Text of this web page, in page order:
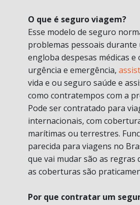
O que é seguro viagem?
Esse modelo de seguro
problemas pessoais durante
engloba despesas médicas
urgência e emergência,
vida e ou seguro saúde e
como contratempos com a
Pode ser contratado para
internacionais, com
marítimas ou terrestres.
parecida para viagens no
que vai mudar são as regras
as coberturas são
Por que contratar um